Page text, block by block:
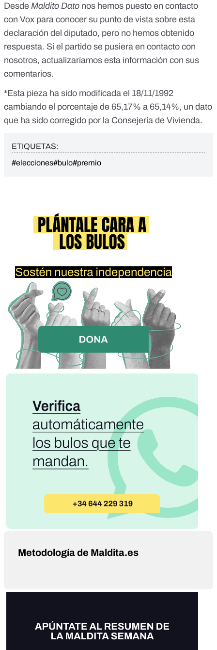
Desde Maldito Dato nos hemos puesto en contacto
con Vox para conocer su punto de vista sobre esta
declaración del diputado, pero no hemos obtenido
respuesta. Si el partido se pusiera en contacto con
nosotros, actualizaríamos esta información con sus
comentarios.
*Esta pieza ha sido modificada el 18/11/1992
cambiando el porcentaje de 65,17% a 65,14%, un dato
que ha sido corregido por la Consejería de Vivienda.
ETIQUETAS:
#elecciones#bulo#premio
Metodología de Maldita.es